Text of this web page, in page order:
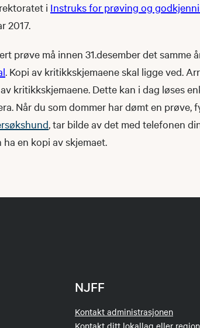
i Instruks for prøving og
2017.
prøve må innen 31.de​sember det samme
. Kopi av kritikkskjemaene skal ligge ved.
kritikkskjemaene. Dette kan i dag løses
Når du som dommer har dømt en prøve,
, tar bilde av det med telefonen
en kopi av skjemaet.
NJFF
Kontakt administrasjonen
Kontakt ditt lokallag eller